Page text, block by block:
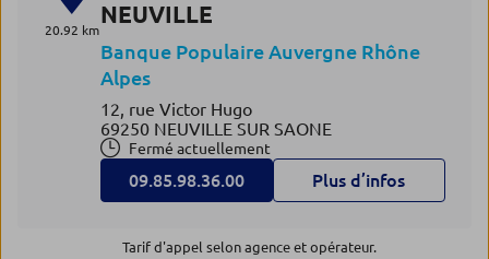
20.92 km
NEUVILLE
Banque Populaire Auvergne Rhône
Alpes
12, rue Victor Hugo
69250 NEUVILLE SUR SAONE
Fermé actuellement
09.85.98.36.00 Plus d’infos
Tarif d'appel selon agence et opérateur.